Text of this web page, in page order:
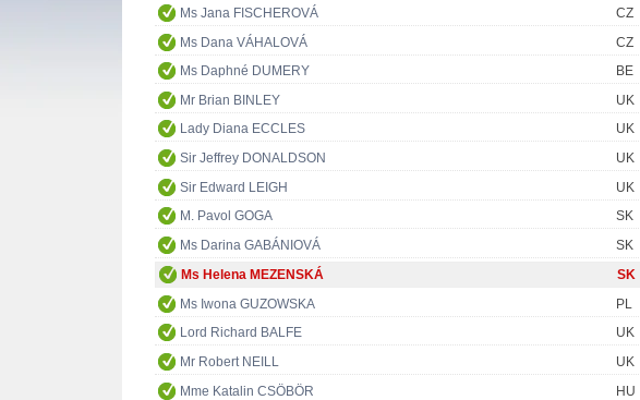
Ms Jana FISCHEROVÁ
CZ
Ms Dana VÁHALOVÁ
CZ
Ms Daphné DUMERY
BE
Mr Brian BINLEY
UK
Lady Diana ECCLES
UK
Sir Jeffrey DONALDSON
UK
Sir Edward LEIGH
UK
M. Pavol GOGA
SK
Ms Darina GABÁNIOVÁ
SK
Ms Helena MEZENSKÁ
SK
Ms Iwona GUZOWSKA
PL
Lord Richard BALFE
UK
Mr Robert NEILL
UK
Mme Katalin CSÖBÖR
HU